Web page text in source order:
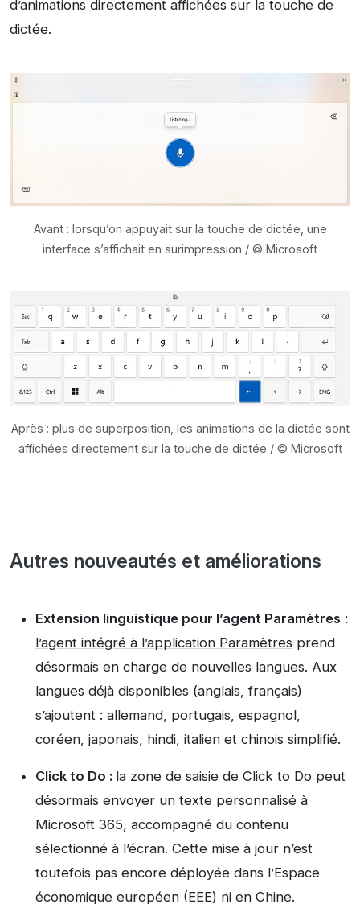
d’animations directement affichées sur la touche de
dictée.
Avant : lorsqu’on appuyait sur la touche de dictée, une
interface s’affichait en surimpression / © Microsoft
Après : plus de superposition, les animations de la dictée sont
affichées directement sur la touche de dictée / © Microsoft
Autres nouveautés et améliorations
Extension linguistique pour l’agent Paramètres :
l’agent intégré à l’application Paramètres prend
désormais en charge de nouvelles langues. Aux
langues déjà disponibles (anglais, français)
s’ajoutent : allemand, portugais, espagnol,
coréen, japonais, hindi, italien et chinois simplifié.
Click to Do : la zone de saisie de Click to Do peut
désormais envoyer un texte personnalisé à
Microsoft 365, accompagné du contenu
sélectionné à l’écran. Cette mise à jour n’est
toutefois pas encore déployée dans l’Espace
économique européen (EEE) ni en Chine.